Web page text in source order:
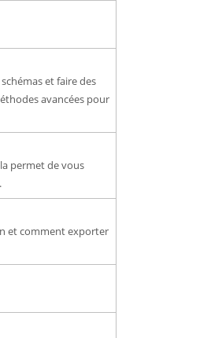
et faire des
avancées pour
permet de vous
et comment exporter